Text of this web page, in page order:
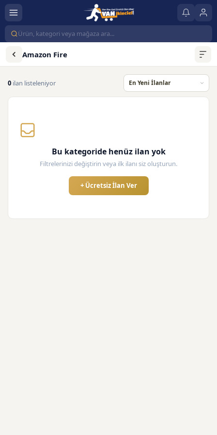
Amazon Fire
0 ilan listeleniyor
Bu kategoride henüz ilan yok
Filtrelerinizi değiştirin veya ilk ilanı siz oluşturun.
+ Ücretsiz İlan Ver